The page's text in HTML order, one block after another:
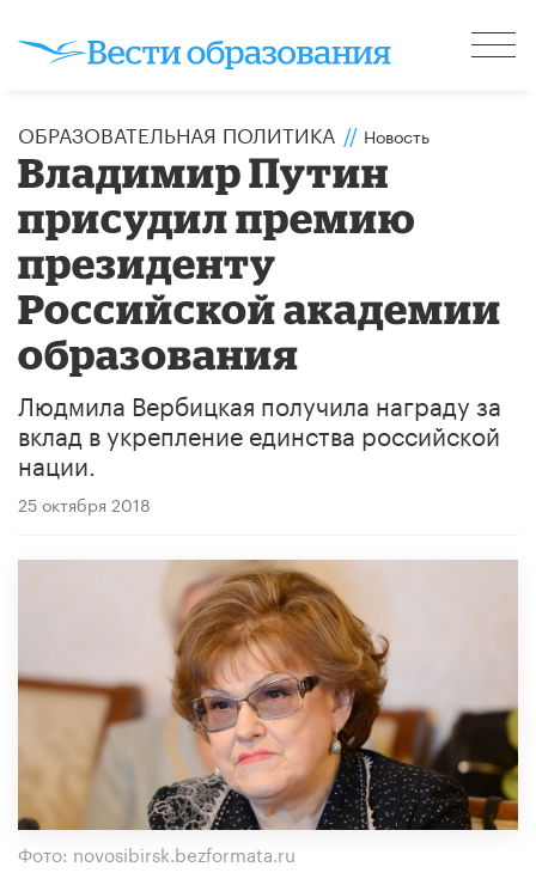
ОБРАЗОВАТЕЛЬНАЯ ПОЛИТИКА // Новость
Владимир Путин
присудил премию
президенту
Российской академии
образования
Людмила Вербицкая получила награду за
вклад в укрепление единства российской
нации.
25 октября 2018
Фото: novosibirsk.bezformata.ru